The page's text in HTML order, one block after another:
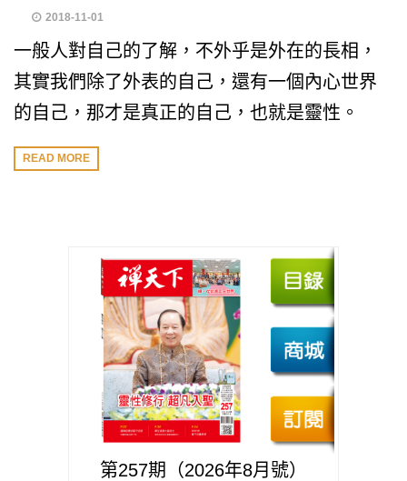
2018-11-01
一般人對自己的了解，不外乎是外在的長相，
其實我們除了外表的自己，還有一個內心世界
的自己，那才是真正的自己，也就是靈性。
READ MORE
第257期（2026年8月號）